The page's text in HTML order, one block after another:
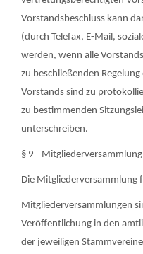
Vorstandsbeschluss kann
(durch Telefax, E-Mail,
werden, wenn alle
zu beschließenden
Vorstands sind zu
zu bestimmenden
unterschreiben.
§ 9 - Mitgliederversammlung
Die Mitgliederversammlung
Mitgliederversammlungen
Veröffentlichung in den
der jeweiligen